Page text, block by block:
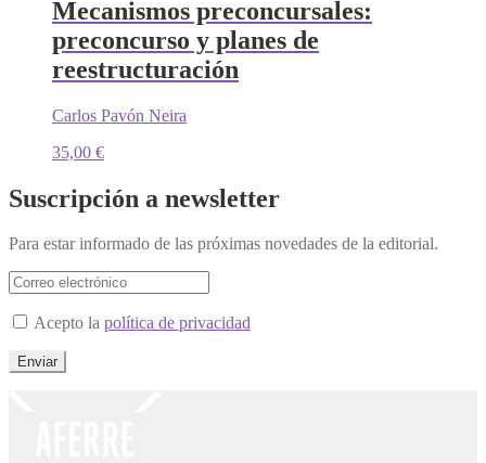
Mecanismos preconcursales:
preconcurso y planes de
reestructuración
Carlos Pavón Neira
35,00 €
Suscripción a newsletter
Para estar informado de las próximas novedades de la editorial.
Acepto la política de privacidad